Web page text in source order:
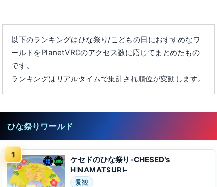
以下のランキングはひな祭り/こどもの日におすすめなワ
ールドをPlanetVRCのアクセス数に応じてまとめたもの
です。
ランキングはリアルタイムで集計され順位が変動します。
ひな祭りワールド
ケセドのひな祭り-CHESED’s
HINAMATSURI-
景観